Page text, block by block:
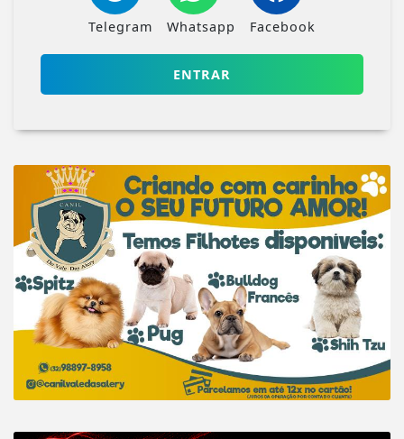
Telegram Whatsapp Facebook
ENTRAR